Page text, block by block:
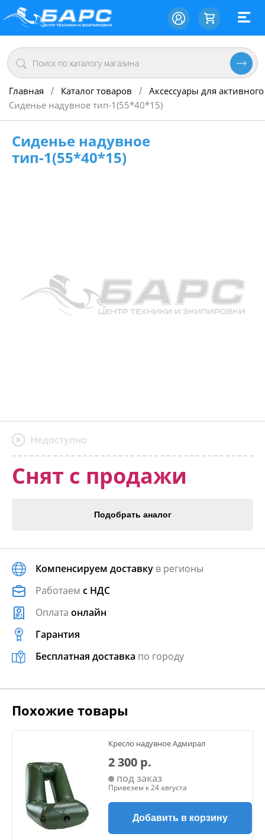
Главная / Каталог товаров / Аксессуары для
Сиденье надувное тип-1(55*40*15)
Сиденье надувное
тип-1(55*40*15)
Недоступно
Снят с продажи
Подобрать аналог
Компенсируем доставку в регионы
Работаем с НДС
Оплата онлайн
Гарантия
Бесплатная доставка по городу
Похожие товары
Кресло надувное Адмирал
2 300 р.
под заказ
Привезем к 24 августа
Добавить в корзину